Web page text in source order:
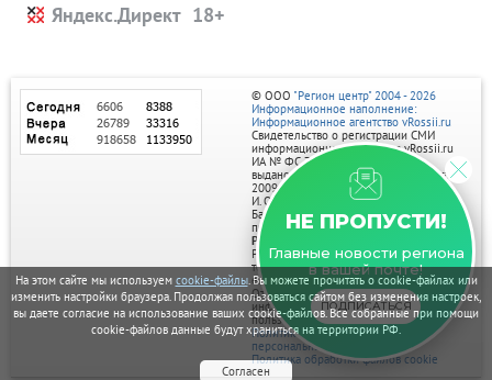
На этом сайте мы используем cookie-файлы. Вы можете прочитать о cookie-файлах или
изменить настройки браузера. Продолжая пользоваться сайтом без изменения настроек,
вы даете согласие на использование ваших cookie-файлов. Все собранные при помощи
cookie-файлов данные будут храниться на территории РФ.
Согласен
Яндекс.Директ
НЕ ПРОПУСТИ!
Главные новости региона
в вашей почте!
ПОДПИСАТЬСЯ
© ООО "Регион центр" 2004 - 2026
Информационное наполнение:
Информационное агентство vRossii.ru
Свидетельство о регистрации СМИ
информационного агентства vRossii.ru
ИА № ФС 77‑35502
выдано РОСКОМНАДЗОРом 04 марта
2009г.
И. О. Главного редактора Нарыков А. Н.
Баннеры на портале размещаются на
правах рекламы.
Реклама на портале:
Рекламное агентство "Умный маркетинг"
тел. 7-910-267-70-40,
email: umnyy.marketing@yandex.ru
Отдельные публикации могут содержать
информацию, не предназначенную для
пользователей до 18 лет.
Политика в отношении обработки
персональных данных
Политика обработки файлов cookie